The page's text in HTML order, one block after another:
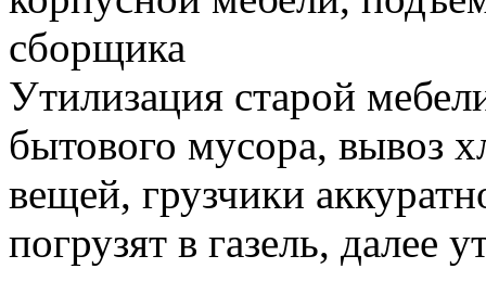
сборщика
Утилизация старой
бытового мусора, вывоз
вещей, грузчики
погрузят в газель, далее